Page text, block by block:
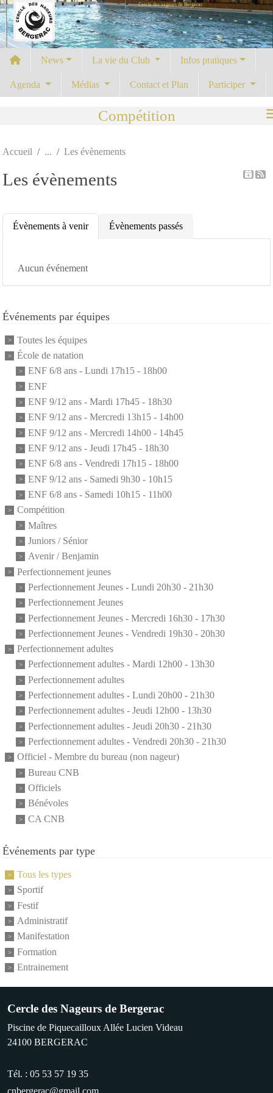
Cercle des nageurs de Bergerac
News La vie du Club Infos pratiques
Agenda Médias Contact et Plan Participer
Compétition
Accueil Les évènements
Les évènements
Évènements à venir Évènements passés
Aucun événement
Événements par équipes
Toutes les équipes
École de natation
ENF 6/8 ans - Lundi 17h15 - 18h00
ENF
ENF 9/12 ans - Mardi 17h45 - 18h30
ENF 9/12 ans - Mercredi 13h15 - 14h00
ENF 9/12 ans - Mercredi 14h00 - 14h45
ENF 9/12 ans - Jeudi 17h45 - 18h30
ENF 6/8 ans - Vendredi 17h15 - 18h00
ENF 9/12 ans - Samedi 9h30 - 10h15
ENF 6/8 ans - Samedi 10h15 - 11h00
Compétition
Maîtres
Juniors / Sénior
Avenir / Benjamin
Perfectionnement jeunes
Perfectionnement Jeunes - Lundi 20h30 - 21h30
Perfectionnement Jeunes
Perfectionnement Jeunes - Mercredi 16h30 - 17h30
Perfectionnement Jeunes - Vendredi 19h30 - 20h30
Perfectionnement adultes
Perfectionnement adultes - Mardi 12h00 - 13h30
Perfectionnement adultes
Perfectionnement adultes - Lundi 20h00 - 21h30
Perfectionnement adultes - Jeudi 12h00 - 13h30
Perfectionnement adultes - Jeudi 20h30 - 21h30
Perfectionnement adultes - Vendredi 20h30 - 21h30
Officiel - Membre du bureau (non nageur)
Bureau CNB
Officiels
Bénévoles
CA CNB
Événements par type
Tous les types
Sportif
Festif
Administratif
Manifestation
Formation
Entrainement
Cercle des Nageurs de Bergerac
Piscine de Piquecailloux Allée Lucien Videau
24100 BERGERAC
Tél. : 05 53 57 19 35
Panneau de gestion des cookies